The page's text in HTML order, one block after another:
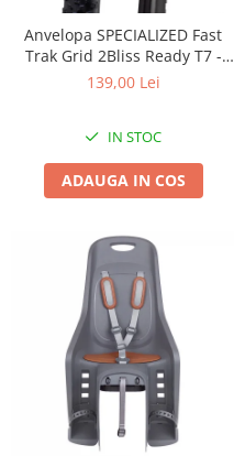
Camere
Cuvete (headset)
Frâne pe jantă
Plăcuțe frână
Piese frâne
Frâne pe disc
Furci fixe
Piese furci
Furci cu suspensie
Ghidaje și întinzătoare lanț
Ghidoane și atașabile
Pompe
Produse întreținere
Scule și dispozitive
Sisteme antifurt
Sonerii
Suporți și portbagaje auto
Încălțăminte
Anvelopa SPECIALIZED Fast
Trak Grid 2Bliss Ready T7 -
29x2.35 Black - Tubeless
139,00 Lei
IN STOC
ADAUGA IN COS